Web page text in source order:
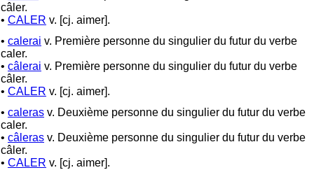
câler.
• CALER v. [cj. aimer].
• calerai v. Première personne du singulier du futur du verbe
caler.
• câlerai v. Première personne du singulier du futur du verbe
câler.
• CALER v. [cj. aimer].
• caleras v. Deuxième personne du singulier du futur du verbe
caler.
• câleras v. Deuxième personne du singulier du futur du verbe
câler.
• CALER v. [cj. aimer].